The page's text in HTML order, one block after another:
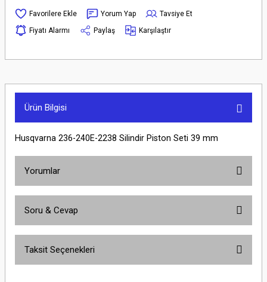
Yorum Yap
Tavsiye Et
Fiyatı Alarmı
Paylaş Karşılaştır
Ürün Bilgisi
Husqvarna 236-240E-2238 Silindir Piston Seti 39 mm
Yorumlar
Soru & Cevap
Taksit Seçenekleri